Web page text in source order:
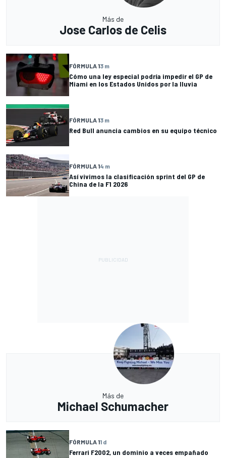
Más de
Jose Carlos de Celis
FÓRMULA 13 m
Cómo una ley especial podría impedir el GP de
Miami en los Estados Unidos por la lluvia
FÓRMULA 13 m
Red Bull anuncia cambios en su equipo técnico
FÓRMULA 14 m
Así vivimos la clasificación sprint del GP de
China de la F1 2026
Más de
Michael Schumacher
FÓRMULA 11 d
Ferrari F2002, un dominio a veces empañado